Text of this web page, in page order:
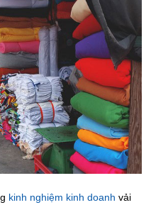
kinh nghiệm kinh doanh vải